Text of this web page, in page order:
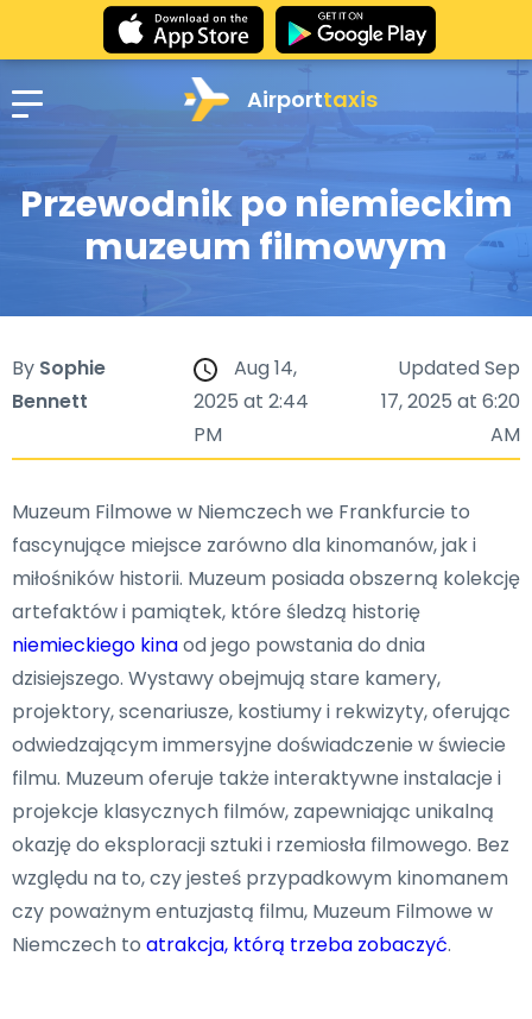
Airporttaxis
Przewodnik po niemieckim
muzeum filmowym
By Sophie
Bennett
Aug 14,
2025 at 2:44
PM
Updated Sep
17, 2025 at 6:20
AM
Muzeum Filmowe w Niemczech we Frankfurcie to
fascynujące miejsce zarówno dla kinomanów, jak i
miłośników historii. Muzeum posiada obszerną kolekcję
artefaktów i pamiątek, które śledzą historię
niemieckiego kinaod jego powstania do dnia
dzisiejszego. Wystawy obejmują stare kamery,
projektory, scenariusze, kostiumy i rekwizyty, oferując
odwiedzającym immersyjne doświadczenie w świecie
filmu. Muzeum oferuje także interaktywne instalacje i
projekcje klasycznych filmów, zapewniając unikalną
okazję do eksploracji sztuki i rzemiosła filmowego. Bez
względu na to, czy jesteś przypadkowym kinomanem
czy poważnym entuzjastą filmu, Muzeum Filmowe w
Niemczech to atrakcja, którą trzeba zobaczyć.